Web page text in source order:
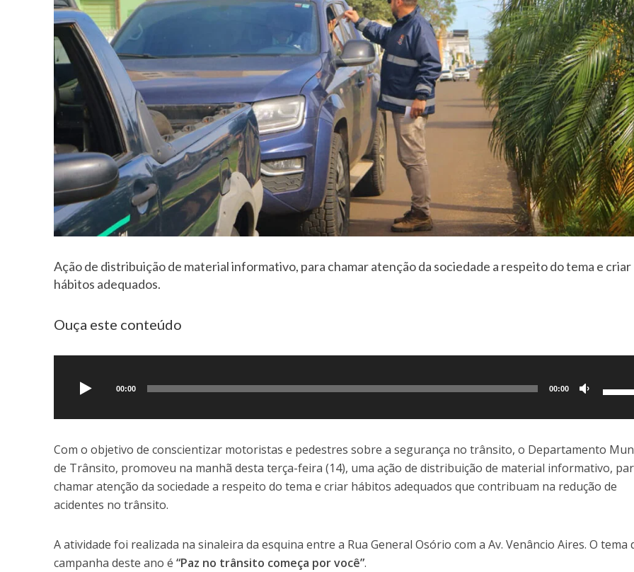
Ação de distribuição de material informativo, para chamar atenção da sociedade a respeito do tema e criar
hábitos adequados.
Ouça este conteúdo
áudio
00:00 00:00
setas
ou
Com o objetivo de conscientizar motoristas e pedestres sobre a segurança no trânsito, o Departamento
de Trânsito, promoveu na manhã desta terça-feira (14), uma ação de distribuição de material informativo,
chamar atenção da sociedade a respeito do tema e criar hábitos adequados que contribuam na redução de
acidentes no trânsito.
A atividade foi realizada na sinaleira da esquina entre a Rua General Osório com a Av. Venâncio Aires. O tema
campanha deste ano é “Paz no trânsito começa por você”.